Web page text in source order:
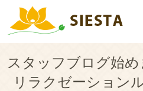
スタッフブログ始め
リラクゼーション